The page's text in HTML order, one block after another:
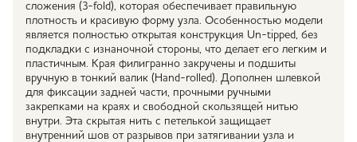
сложения (3-fold), которая обеспечивает правильную
плотность и красивую форму узла. Особенностью модели
является полностью открытая конструкция Un-tipped, без
подкладки с изнаночной стороны, что делает его легким и
пластичным. Края филигранно закручены и подшиты
вручную в тонкий валик (Hand-rolled). Дополнен шлевкой
для фиксации задней части, прочными ручными
закрепками на краях и свободной скользящей нитью
внутри. Эта скрытая нить с петелькой защищает
внутренний шов от разрывов при затягивании узла и